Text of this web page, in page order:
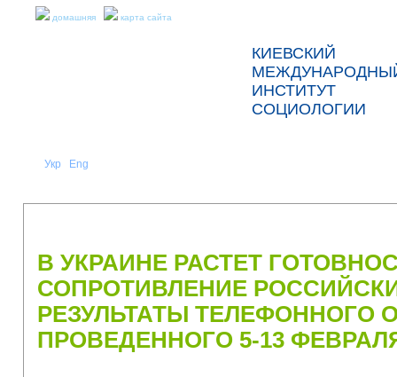
домашняя карта сайта
КИЕВСКИЙ
ИНСТИТУТ
СОЦИОЛОГИИ
Укр Eng
В УКРАИНЕ РАСТЕТ
СОПРОТИВЛЕНИЕ
РЕЗУЛЬТАТЫ ТЕЛЕФОННОГО
ПРОВЕДЕННОГО 5-13